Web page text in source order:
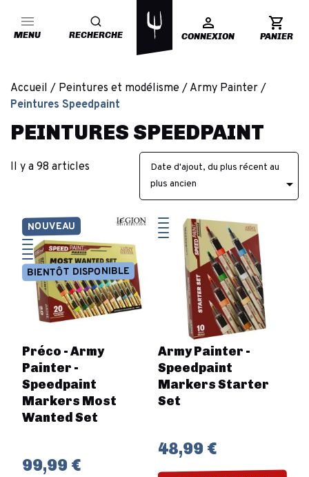
MENU RECHERCHE CONNEXION PANIER
Accueil Peintures et modélisme
Army Painter
Peintures Speedpaint
PEINTURES SPEEDPAINT
Il y a 98 articles
Date d'ajout, du plus récent au
plus ancien

Préco - Army
Painter -
Speedpaint
Markers Most
Wanted Set
99,99 €
NOUVEAU
BIENTÔT DISPONIBLE
Army Painter -
Speedpaint
Markers Starter
Set
48,99 €